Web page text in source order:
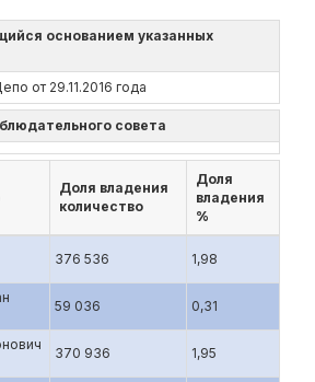
основанием указанных
от 29.11.2016 года
совета
Доля владения
количество
Доля
владения
%
376 536 1,98
59 036 0,31
370 936 1,95